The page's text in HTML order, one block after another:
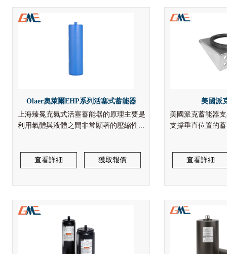
Olaer奧萊爾EHP系列活塞式蓄能器
上海臻冕充氣式活塞蓄能器的原理主要是
利用氣體與液體之間非常顯著的壓縮性...
查看詳細 獲取報價
美國派
美國派克蓄能器
支撐垂直位置的蓄
查看詳細